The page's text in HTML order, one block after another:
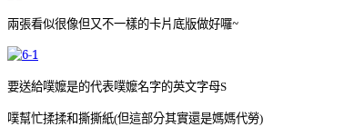
兩張看似很像但又不一樣的卡片底版做好囉~
要送給噗嬤是的代表噗嬤名字的英文字母S
噗幫忙揉揉和撕撕紙(但這部分其實還是媽媽代勞)